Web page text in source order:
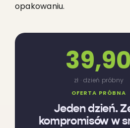
opakowaniu.
OFERTA PRÓBNA
Jeden dzień.
kompromisów w
39,90
zł · dzień próbny